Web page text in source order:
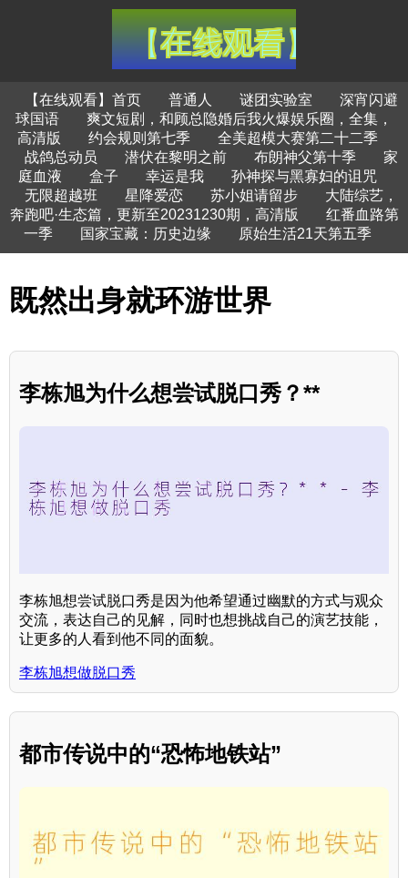
【在线观看】首页 普通人 谜团实验室
深宵闪避
球国语
爽文短剧，和顾总隐婚后我火爆娱乐圈，全集，
高清版
约会规则第七季
全美超模大赛第二十二季
战鸽总动员
潜伏在黎明之前 布朗神父第十季
家
庭血液
盒子 幸运是我
孙神探与黑寡妇的诅咒
无限超越班
星降爱恋 苏小姐请留步
大陆综艺，
奔跑吧·生态篇，更新至20231230期，高清版
红番血路第
一季
国家宝藏：历史边缘 原始生活21天第五季
既然出身就环游世界
李栋旭为什么想尝试脱口秀？**
李栋旭想尝试脱口秀是因为他希望通过幽默的方式与观众
交流，表达自己的见解，同时也想挑战自己的演艺技能，
让更多的人看到他不同的面貌。
李栋旭想做脱口秀
都市传说中的“恐怖地铁站”